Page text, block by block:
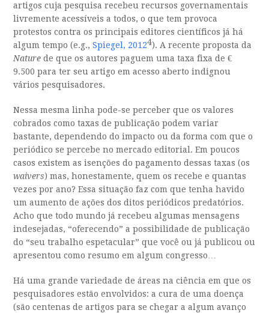
artigos cuja pesquisa recebeu recursos governamentais
livremente acessíveis a todos, o que tem provoca
protestos contra os principais editores científicos já há
algum tempo (e.g.,Spiegel, 20124). A recente proposta da
Nature de que os autores paguem uma taxa fixa de €
9.500 para ter seu artigo em acesso aberto indignou
vários pesquisadores.
Nessa mesma linha pode-se perceber que os valores
cobrados como taxas de publicação podem variar
bastante, dependendo do impacto ou da forma com que o
periódico se percebe no mercado editorial. Em poucos
casos existem as isenções do pagamento dessas taxas (os
waivers) mas, honestamente, quem os recebe e quantas
vezes por ano? Essa situação faz com que tenha havido
um aumento de ações dos ditos periódicos predatórios.
Acho que todo mundo já recebeu algumas mensagens
indesejadas, “oferecendo” a possibilidade de publicação
do “seu trabalho espetacular” que você ou já publicou ou
apresentou como resumo em algum congresso…
Há uma grande variedade de áreas na ciência em que os
pesquisadores estão envolvidos: a cura de uma doença
(são centenas de artigos para se chegar a algum avanço